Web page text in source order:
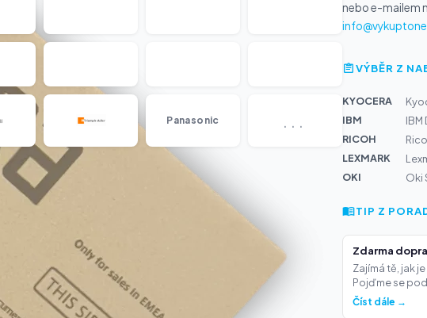
Panasonic ...
nebo e-mailem
VÝBĚR Z
KYOCERA
IBM
IBM
RICOH
LEXMARK
OKI
Oki
TIP Z
Zdarma
Zajímá tě, jak
Pojďme se
Číst dále →